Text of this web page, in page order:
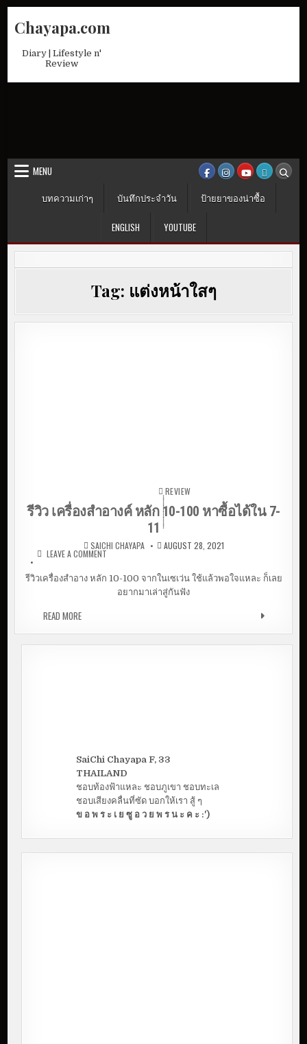
Chayapa.com
Diary | Lifestyle n'
Review
MENU
บทความเก่าๆ
บันทึกประจำวัน ป้ายยาของน่าซื้อ
ENGLISH YOUTUBE
Tag: แต่งหน้าใสๆ
ฺฺฺฺฺฺฺฺฺฺฺฺฺฺฺฺฺฺฺฺฺฺฺฺฺฺฺREVIEW
รีวิว เครื่องสำอางค์ หลัก 10-100 หาซื้อได้ใน 7-
11
SAICHI CHAYAPA AUGUST 28, 2021
LEAVE A COMMENTON รีวิว เครื่องสำอางค์ หลัก 10-100 หาซื้อได้ใน 7-
รีวิวเครื่องสำอาง หลัก 10-100 จากในเซเว่น ใช้แล้วพอใจแหละ ก็เลย
อยากมาเล่าสู่กันฟัง
READ MOREรีวิว เครื่องสำอางค์ หลัก 10-100 หาซื้อได้ใน 7-11
SaiChi Chayapa F, 33
THAILAND
ชอบท้องฟ้าแหละ ชอบภูเขา ชอบทะเล
ชอบเสียงคลื่นที่ซัด บอกให้เรา สู้ ๆ
ข อ พ ร ะ เ ย ซู อ ว ย พ ร น ะ ค ะ :')